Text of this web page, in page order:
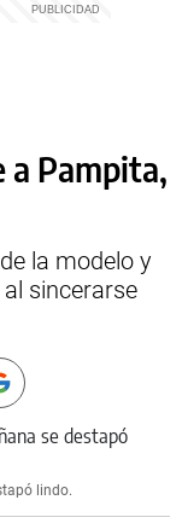
a Pampita,
la modelo y
sincerarse
lindo.